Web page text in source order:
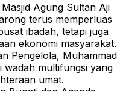
Agung Sultan Aji
terus memperluas
ibadah, tetapi juga
ekonomi masyarakat.
Pengelola, Muhammad
wadah multifungsi yang
umat.